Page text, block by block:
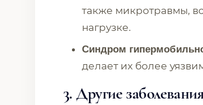
также микротравмы,
нагрузке.
Синдром
делает их более
3. Другие